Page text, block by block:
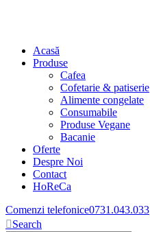
Acasă
Produse
Cafea
Cofetarie & patiserie
Alimente congelate
Consumabile
Produse Vegane
Bacanie
Oferte
Despre Noi
Contact
HoReCa
Comenzi telefonice0731.043.033
Search